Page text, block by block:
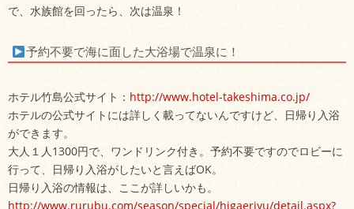
で、水族館を回ったら、次は温泉！
予約不要で海に面した大浴場で温泉に！
ホテル竹島公式サイト： http://www.hotel-takeshima.co.jp/
ホテルの公式サイトには詳しく載ってないんですけど、日帰り入浴
ができます。
大人１人1300円で、ワンドリンク付き。予約不要ですのでロビーに
行って、日帰り入浴がしたいと言えばOK。
日帰り入浴の情報は、ここが詳しいかも。
http://www.rurubu.com/season/special/higaeriyu/detail.aspx?